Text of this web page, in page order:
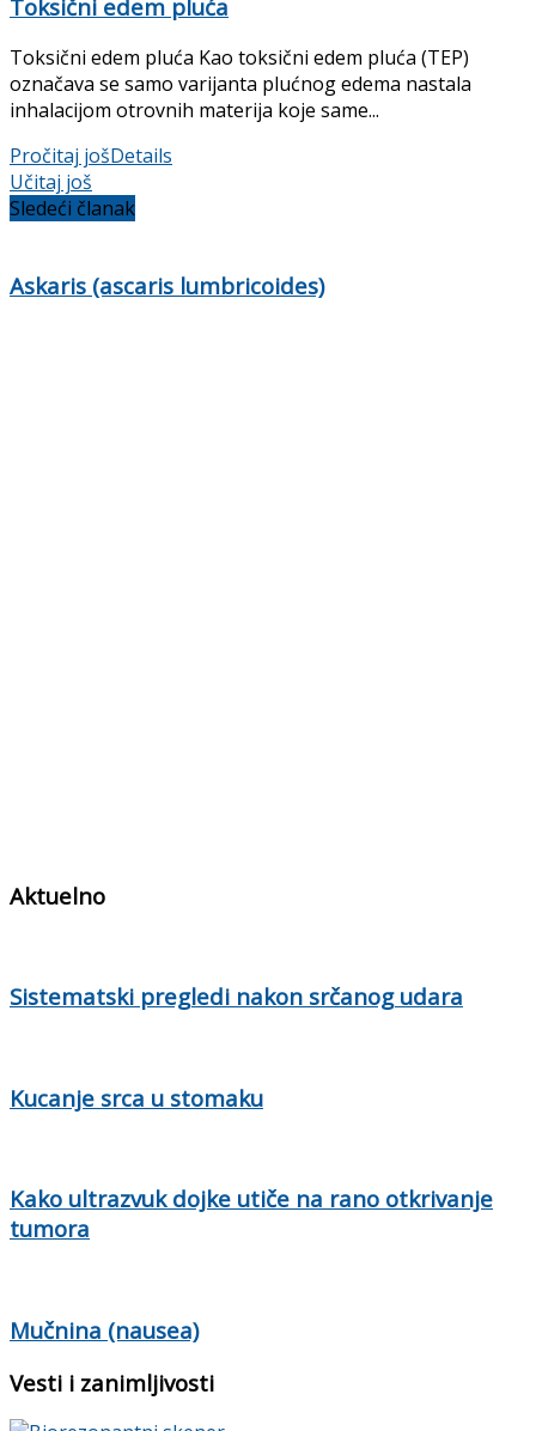
Toksični edem pluća
Toksični edem pluća Kao toksični edem pluća (TEP)
označava se samo varijanta plućnog edema nastala
inhalacijom otrovnih materija koje same...
Pročitaj jošDetails
Učitaj još
Sledeći članak
Askaris (ascaris lumbricoides)
Aktuelno
Sistematski pregledi nakon srčanog udara
Kucanje srca u stomaku
Kako ultrazvuk dojke utiče na rano otkrivanje
tumora
Mučnina (nausea)
Vesti i zanimljivosti